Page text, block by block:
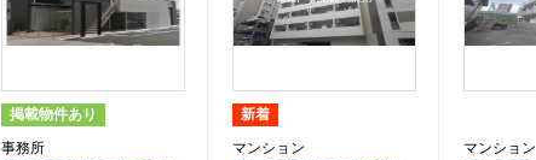
掲載物件あり
事務所
新着
マンション マンション